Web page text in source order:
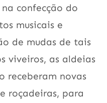
confecção do
musicais e
de mudas de tais
viveiros, as aldeias
receberam novas
roçadeiras, para